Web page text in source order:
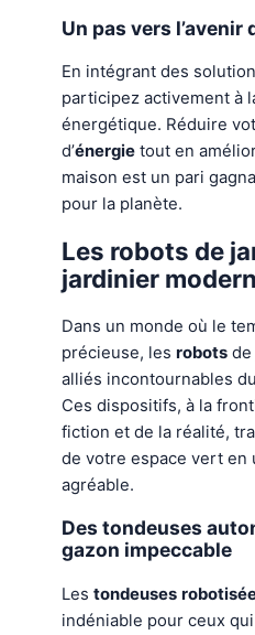
Un pas vers l’avenir
En intégrant des
participez activement à
énergétique. Réduire
d’énergie tout en
maison est un pari
pour la planète.
Les robots de
jardinier
Dans un monde où le
précieuse, les robots de
alliés incontournables
Ces dispositifs, à la
fiction et de la réalité,
de votre espace vert en
agréable.
Des tondeuses
gazon impeccable
Les tondeuses
indéniable pour ceux